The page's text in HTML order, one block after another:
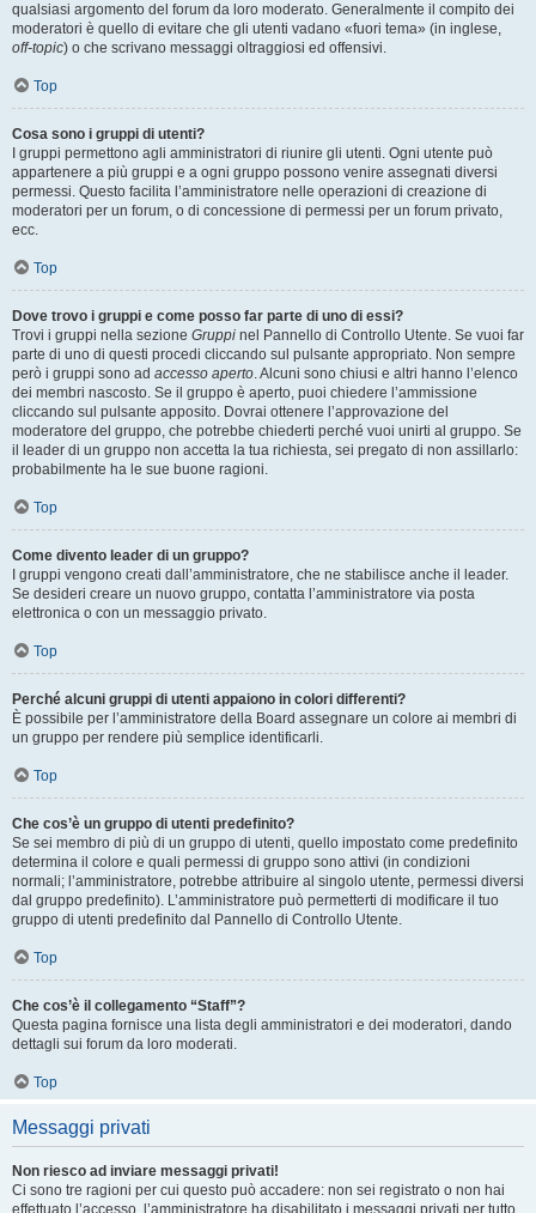
qualsiasi argomento del forum da loro moderato. Generalmente il compito dei
moderatori è quello di evitare che gli utenti vadano «fuori tema» (in inglese,
off-topic) o che scrivano messaggi oltraggiosi ed offensivi.
Top
Cosa sono i gruppi di utenti?
I gruppi permettono agli amministratori di riunire gli utenti. Ogni utente può
appartenere a più gruppi e a ogni gruppo possono venire assegnati diversi
permessi. Questo facilita l’amministratore nelle operazioni di creazione di
moderatori per un forum, o di concessione di permessi per un forum privato,
ecc.
Top
Dove trovo i gruppi e come posso far parte di uno di essi?
Trovi i gruppi nella sezione Gruppi nel Pannello di Controllo Utente. Se vuoi far
parte di uno di questi procedi cliccando sul pulsante appropriato. Non sempre
però i gruppi sono ad accesso aperto. Alcuni sono chiusi e altri hanno l’elenco
dei membri nascosto. Se il gruppo è aperto, puoi chiedere l’ammissione
cliccando sul pulsante apposito. Dovrai ottenere l’approvazione del
moderatore del gruppo, che potrebbe chiederti perché vuoi unirti al gruppo. Se
il leader di un gruppo non accetta la tua richiesta, sei pregato di non assillarlo:
probabilmente ha le sue buone ragioni.
Top
Come divento leader di un gruppo?
I gruppi vengono creati dall’amministratore, che ne stabilisce anche il leader.
Se desideri creare un nuovo gruppo, contatta l’amministratore via posta
elettronica o con un messaggio privato.
Top
Perché alcuni gruppi di utenti appaiono in colori differenti?
È possibile per l’amministratore della Board assegnare un colore ai membri di
un gruppo per rendere più semplice identificarli.
Top
Che cos’è un gruppo di utenti predefinito?
Se sei membro di più di un gruppo di utenti, quello impostato come predefinito
determina il colore e quali permessi di gruppo sono attivi (in condizioni
normali; l’amministratore, potrebbe attribuire al singolo utente, permessi diversi
dal gruppo predefinito). L’amministratore può permetterti di modificare il tuo
gruppo di utenti predefinito dal Pannello di Controllo Utente.
Top
Che cos’è il collegamento “Staff”?
Questa pagina fornisce una lista degli amministratori e dei moderatori, dando
dettagli sui forum da loro moderati.
Top
Messaggi privati
Non riesco ad inviare messaggi privati!
Ci sono tre ragioni per cui questo può accadere: non sei registrato o non hai
effettuato l’accesso, l’amministratore ha disabilitato i messaggi privati per tutto